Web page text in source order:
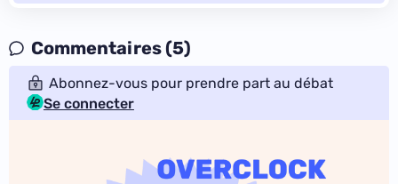
Commentaires (5)
Abonnez-vous pour prendre part au débat
Se connecter